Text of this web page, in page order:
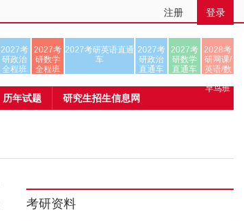
注册 登录
2027考
研政治
全程班
2027考
研数学
全程班
2027考研英语直通
车
2027考
研政治
直通车
2027考
研数学
直通车
2028考
研网课/
英语/数
早鸟班
历年试题 研究生招生信息网
考研资料